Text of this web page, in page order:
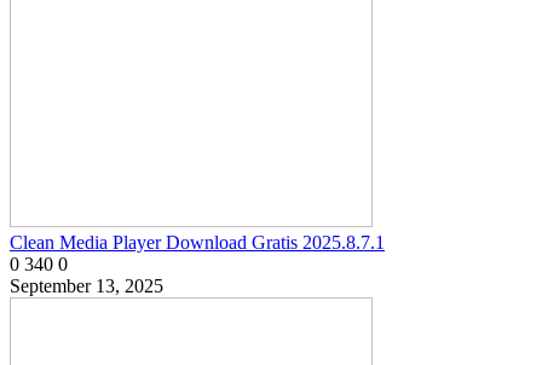
Clean Media Player Download Gratis 2025.8.7.1
0 340 0
September 13, 2025